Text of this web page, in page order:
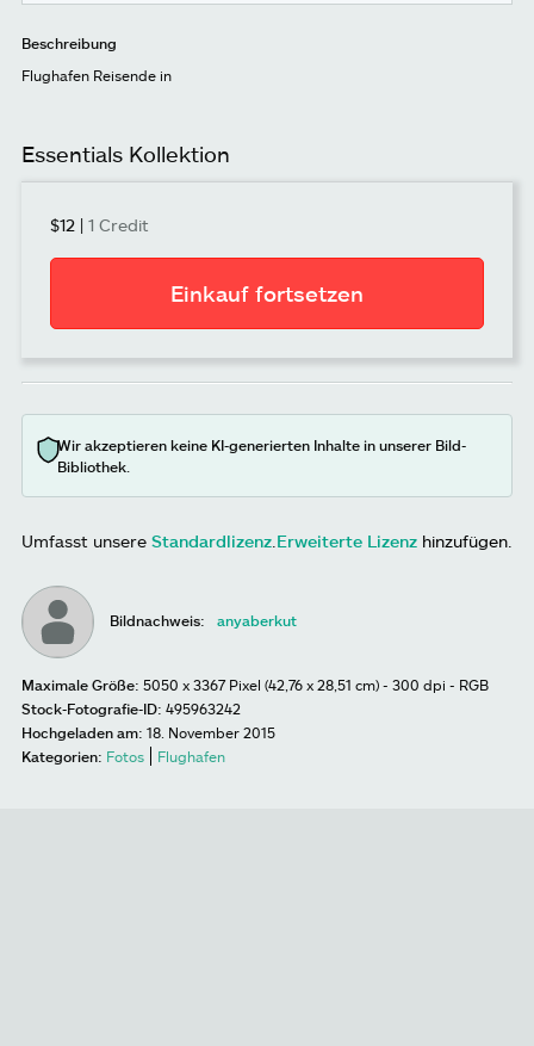
Beschreibung
Flughafen Reisende in
Essentials Kollektion
$12 | 1 Credit
Einkauf fortsetzen
Wir akzeptieren keine KI-generierten Inhalte in unserer Bild-
Bibliothek.
Umfasst unsere Standardlizenz Erweiterte Lizenz hinzufügen.
Bildnachweis: anyaberkut
Maximale Größe: 5050 x 3367 Pixel (42,76 x 28,51 cm) - 300 dpi - RGB
Stock-Fotografie-ID: 495963242
Hochgeladen am: 18. November 2015
Kategorien: Fotos Flughafen